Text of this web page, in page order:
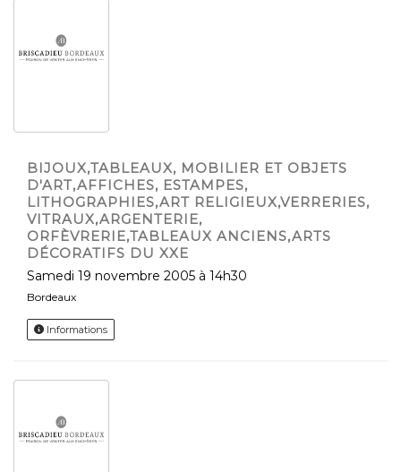
BIJOUX,TABLEAUX, MOBILIER ET OBJETS
D'ART,AFFICHES, ESTAMPES,
LITHOGRAPHIES,ART RELIGIEUX,VERRERIES,
VITRAUX,ARGENTERIE,
ORFÈVRERIE,TABLEAUX ANCIENS,ARTS
DÉCORATIFS DU XXE
samedi 19 novembre 2005 à 14h30
Bordeaux
Informations